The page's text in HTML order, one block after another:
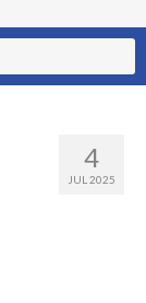
4
JUL 2025